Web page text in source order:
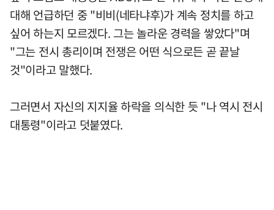
대해 언급하던 중 "비비(네타냐후)가 계속 정치를 하고
싶어 하는지 모르겠다. 그는 놀라운 경력을 쌓았다"며
"그는 전시 총리이며 전쟁은 어떤 식으로든 곧 끝날
것"이라고 말했다.
그러면서 자신의 지지율 하락을 의식한 듯 "나 역시 전시
대통령"이라고 덧붙였다.